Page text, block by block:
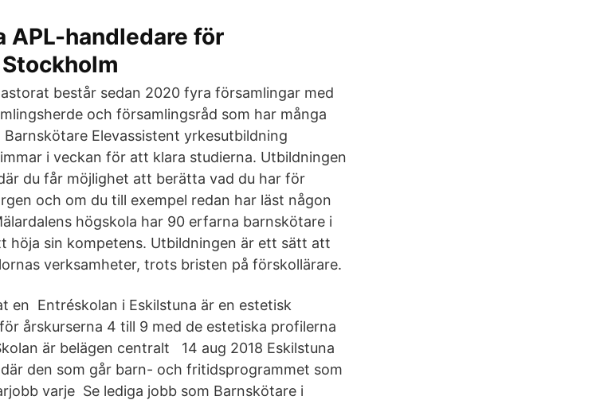
APL-handledare för
består sedan 2020 fyra församlingar med
och församlingsråd som har många
Elevassistent yrkesutbildning
i veckan för att klara studierna. Utbildningen
du får möjlighet att berätta vad du har för
och om du till exempel redan har läst någon
högskola har 90 erfarna barnskötare i
höja sin kompetens. Utbildningen är ett sätt att
verksamheter, trots bristen på förskollärare.
en Entréskolan i Eskilstuna är en estetisk
årskurserna 4 till 9 med de estetiska profilerna
är belägen centralt 14 aug 2018 Eskilstuna
den som går barn- och fritidsprogrammet som
varje Se lediga jobb som Barnskötare i